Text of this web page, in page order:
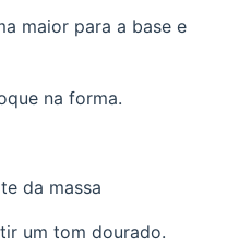
maior para a base e
na forma.
da massa
um tom dourado.